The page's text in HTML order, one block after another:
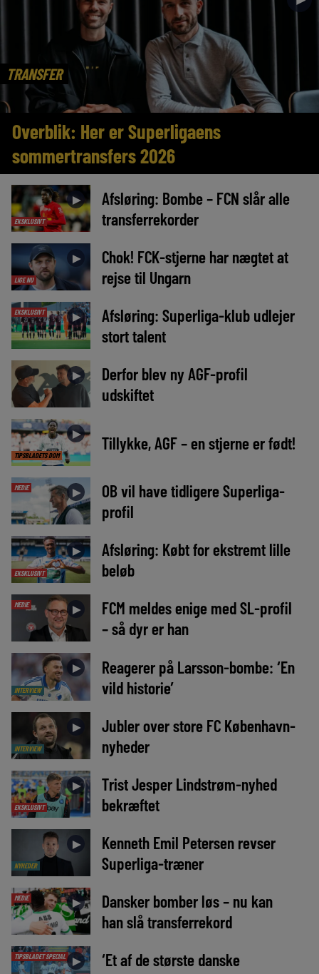
TRANSFER
Overblik: Her er Superligaens
sommertransfers 2026
EKSKLUSIVT
►
Afsløring: Bombe – FCN slår alle
transferrekorder
LIGE NU
►
Chok! FCK-stjerne har nægtet at
rejse til Ungarn
EKSKLUSIVT ►
Afsløring: Superliga-klub udlejer
stort talent
►
Derfor blev ny AGF-profil
udskiftet
TIPSBLADETS DOM
► Tillykke, AGF – en stjerne er født!
MEDIE ►
OB vil have tidligere Superliga-
profil
EKSKLUSIVT
►
Afsløring: Købt for ekstremt lille
beløb
MEDIE ►
FCM meldes enige med SL-profil
– så dyr er han
INTERVIEW
►
Reagerer på Larsson-bombe: ‘En
vild historie’
INTERVIEW
►
Jubler over store FC København-
nyheder
EKSKLUSIVT
►
Trist Jesper Lindstrøm-nyhed
bekræftet
NYHEDER
►
Kenneth Emil Petersen revser
Superliga-træner
MEDIE ►
Dansker bomber løs – nu kan
han slå transferrekord
TIPSBLADET SPECIAL ►
‘Et af de største danske